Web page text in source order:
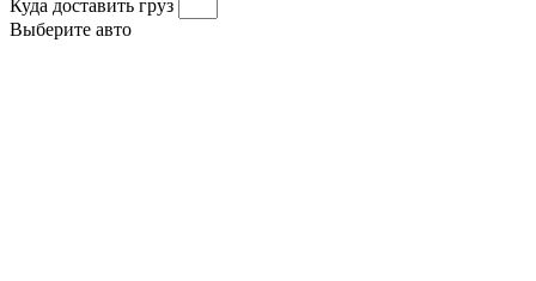
Куда доставить груз
Выберите авто